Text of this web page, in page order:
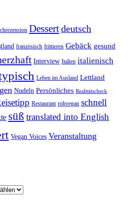
Dessertdeutsch
französisch frittieren Gebäck gesund
Interview Italien italienisch
Leben im Ausland Lettland
Nudeln Persönliches Realitätscheck
Restaurant rohvegan schnell
süß translated into English
Vegan Voices Veranstaltung